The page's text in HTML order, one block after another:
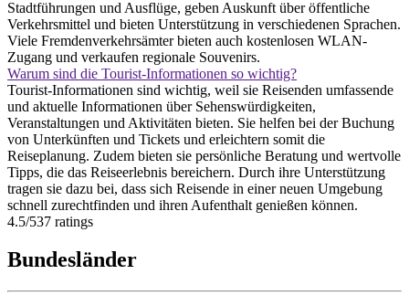
Stadtführungen und Ausflüge, geben Auskunft über öffentliche
Verkehrsmittel und bieten Unterstützung in verschiedenen Sprachen.
Viele Fremdenverkehrsämter bieten auch kostenlosen WLAN-
Zugang und verkaufen regionale Souvenirs.
Warum sind die Tourist-Informationen so wichtig?
Tourist-Informationen sind wichtig, weil sie Reisenden umfassende
und aktuelle Informationen über Sehenswürdigkeiten,
Veranstaltungen und Aktivitäten bieten. Sie helfen bei der Buchung
von Unterkünften und Tickets und erleichtern somit die
Reiseplanung. Zudem bieten sie persönliche Beratung und wertvolle
Tipps, die das Reiseerlebnis bereichern. Durch ihre Unterstützung
tragen sie dazu bei, dass sich Reisende in einer neuen Umgebung
schnell zurechtfinden und ihren Aufenthalt genießen können.
4.5/537 ratings
Bundesländer